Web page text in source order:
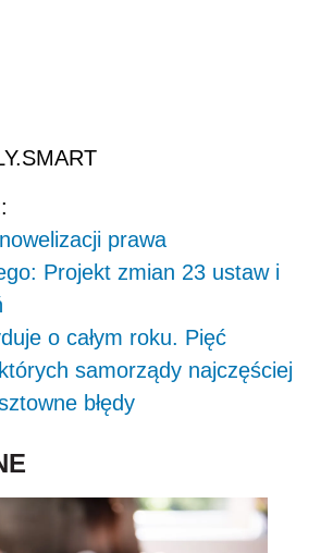
prawa
Projekt zmian 23 ustaw i
o całym roku. Pięć
samorządy najczęściej
błędy